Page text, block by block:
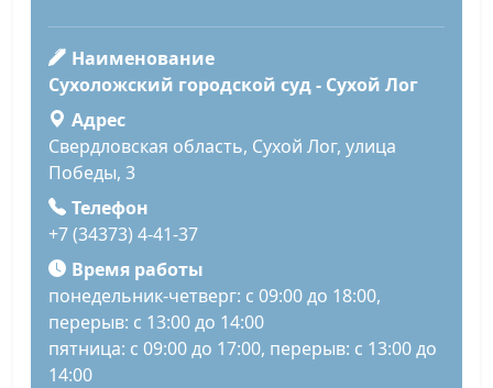
Наименование
Сухоложский городской суд - Сухой Лог
Адрес
Свердловская область, Сухой Лог, улица
Победы, 3
Телефон
+7 (34373) 4-41-37
Время работы
понедельник-четверг: с 09:00 до 18:00,
перерыв: с 13:00 до 14:00
пятница: с 09:00 до 17:00, перерыв: с 13:00 до
14:00